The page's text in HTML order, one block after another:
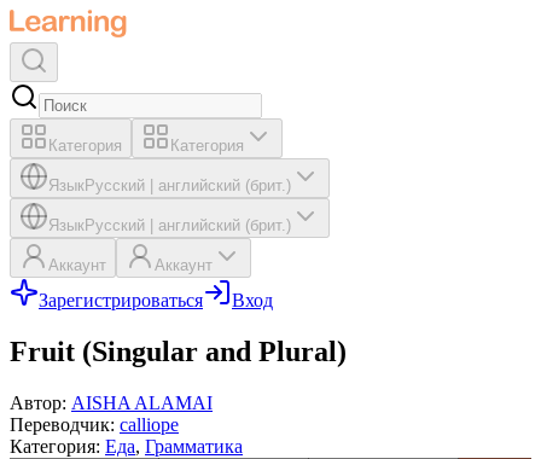
Категория Категория
ЯзыкРусский английский (брит.)
ЯзыкРусский английский (брит.)
Аккаунт Аккаунт
Зарегистрироваться Вход
Fruit (Singular and Plural)
Автор: AISHA ALAMAI
Переводчик: calliope
Категория: Еда, Грамматика